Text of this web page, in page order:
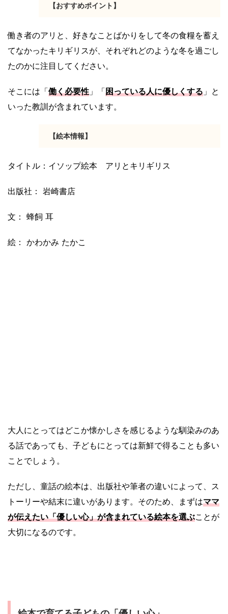
【おすすめポイント】
働き者のアリと、好きなことばかりをして冬の食糧を蓄え
てなかったキリギリスが、それぞれどのような冬を過ごし
たのかに注目してください。
そこには「働く必要性 」「困っている人に優しくする 」と
いった教訓が含まれています。
【絵本情報】
タイトル：イソップ絵本 アリとキリギリス
出版社： 岩崎書店
文： 蜂飼 耳
絵： かわかみ たかこ
大人にとってはどこか懐かしさを感じるような馴染みのあ
る話であっても、子どもにとっては新鮮で得ることも多い
ことでしょう。
ただし、童話の絵本は、出版社や筆者の違いによって、ス
トーリーや結末に違いがあります。そのため、まずはママ
が伝えたい「優しい心」が含まれている絵本を選ぶことが
大切になるのです。